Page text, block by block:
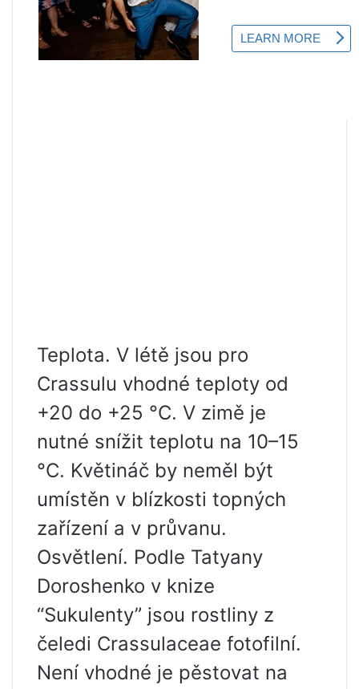
Teplota. V létě jsou pro
Crassulu vhodné teploty od
+20 do +25 °C. V zimě je
nutné snížit teplotu na 10–15
°C. Květináč by neměl být
umístěn v blízkosti topných
zařízení a v průvanu.
Osvětlení. Podle Tatyany
Doroshenko v knize
“Sukulenty” jsou rostliny z
čeledi Crassulaceae fotofilní.
Není vhodné je pěstovat na